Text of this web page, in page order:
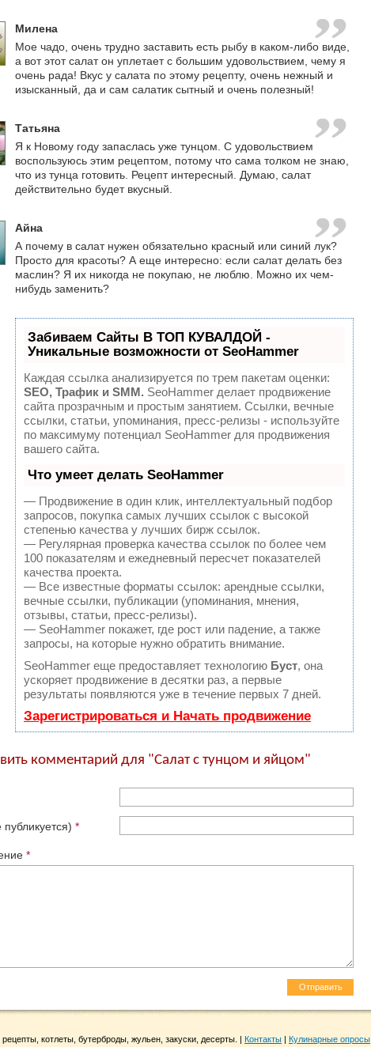
Милена
Мое чадо, очень трудно заставить есть рыбу в каком-либо виде,
а вот этот салат он уплетает с большим удовольствием, чему я
очень рада! Вкус у салата по этому рецепту, очень нежный и
изысканный, да и сам салатик сытный и очень полезный!
Татьяна
Я к Новому году запаслась уже тунцом. С удовольствием
воспользуюсь этим рецептом, потому что сама толком не знаю,
что из тунца готовить. Рецепт интересный. Думаю, салат
действительно будет вкусный.
Айна
А почему в салат нужен обязательно красный или синий лук?
Просто для красоты? А еще интересно: если салат делать без
маслин? Я их никогда не покупаю, не люблю. Можно их чем-
нибудь заменить?
Забиваем Сайты В ТОП КУВАЛДОЙ -
Уникальные возможности от SeoHammer
Каждая ссылка анализируется по трем пакетам оценки:
SEO, Трафик и SMM. SeoHammer делает продвижение
сайта прозрачным и простым занятием. Ссылки, вечные
ссылки, статьи, упоминания, пресс-релизы - используйте
по максимуму потенциал SeoHammer для продвижения
вашего сайта.
Что умеет делать SeoHammer
— Продвижение в один клик, интеллектуальный подбор
запросов, покупка самых лучших ссылок с высокой
степенью качества у лучших бирж ссылок.
— Регулярная проверка качества ссылок по более чем
100 показателям и ежедневный пересчет показателей
качества проекта.
— Все известные форматы ссылок: арендные ссылки,
вечные ссылки, публикации (упоминания, мнения,
отзывы, статьи, пресс-релизы).
— SeoHammer покажет, где рост или падение, а также
запросы, на которые нужно обратить внимание.
SeoHammer еще предоставляет технологию Буст, она
ускоряет продвижение в десятки раз, а первые
результаты появляются уже в течение первых 7 дней.
Зарегистрироваться и Начать продвижение
комментарий для "Салат с тунцом и яйцом"
*
*
котлеты, бутерброды, жульен, закуски, десерты. | Контакты | Кулинарные опросы